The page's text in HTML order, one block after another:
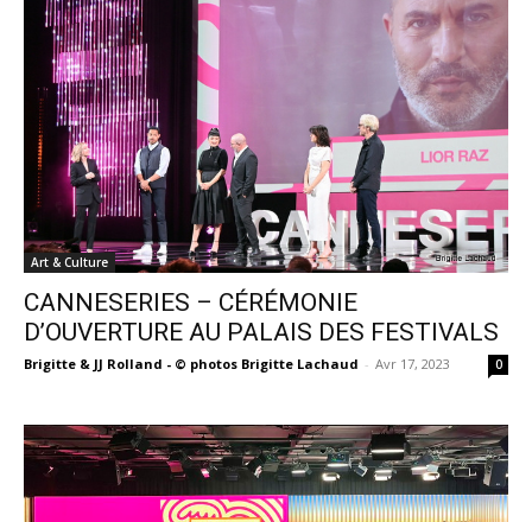
Art & Culture
CANNESERIES – CÉRÉMONIE
D’OUVERTURE AU PALAIS DES FESTIVALS
Brigitte & JJ Rolland - © photos Brigitte Lachaud - Avr 17, 2023 0